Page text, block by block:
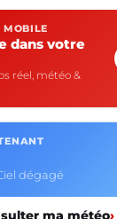
dans votre
réel, météo &
dégagé
ma météo›